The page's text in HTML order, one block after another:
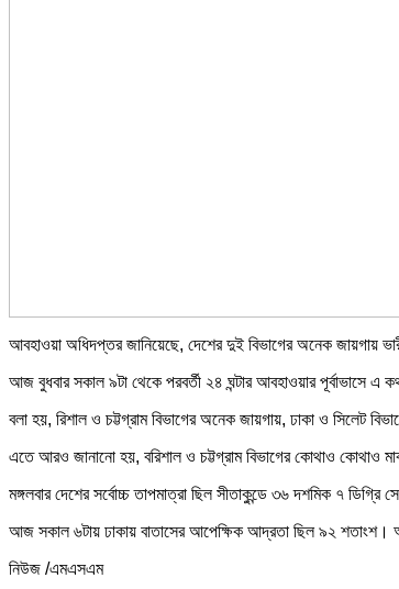
আবহাওয়া অধিদপ্তর জানিয়েছে, দেশের দুই বিভাগের অনেক জায়গায়
আজ বুধবার সকাল ৯টা থেকে পরবর্তী ২৪ ঘন্টার আবহাওয়ার পূর্বাভাসে এ
বলা হয়, রিশাল ও চট্টগ্রাম বিভাগের অনেক জায়গায়, ঢাকা ও সিলেট
এতে আরও জানানো হয়, বরিশাল ও চট্টগ্রাম বিভাগের কোথাও কোথাও
মঙ্গলবার দেশের সর্বোচ্চ তাপমাত্রা ছিল সীতাকুন্ডে ৩৬ দশমিক ৭
আজ সকাল ৬টায় ঢাকায় বাতাসের আপেক্ষিক আদ্রতা ছিল ৯২ শতাংশ।
নিউজ /এমএসএম